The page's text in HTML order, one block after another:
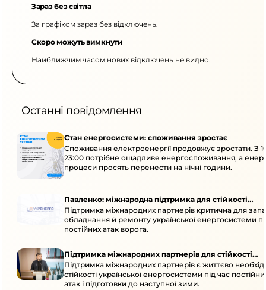
Зараз без світла
За графіком зараз без відключень.
Скоро можуть вимкнути
Найближчим часом нових відключень не видно.
Останні повідомлення
Стан енергосистеми: споживання зростає
Споживання електроенергії продовжує зростати. З
23:00 потрібне ощадливе енергоспоживання, а
процеси просять перенести на нічні години.
Павленко: міжнародна підтримка для стійкості
енергосистеми
Підтримка міжнародних партнерів критична для
обладнання й ремонту української енергосистеми
постійних атак ворога.
Підтримка міжнародних партнерів для стійкості
енергосистеми
Підтримка міжнародних партнерів є життєво
стійкості української енергосистеми під час
атак і підготовки до наступної зими.